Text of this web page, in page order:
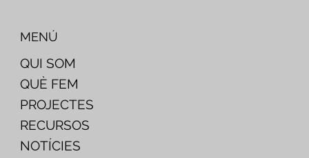
QUI SOM
QUÈ FEM
PROJECTES
RECURSOS
NOTÍCIES
MENÚ